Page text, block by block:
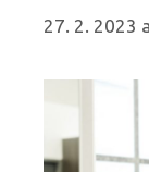
27. 2. 2023